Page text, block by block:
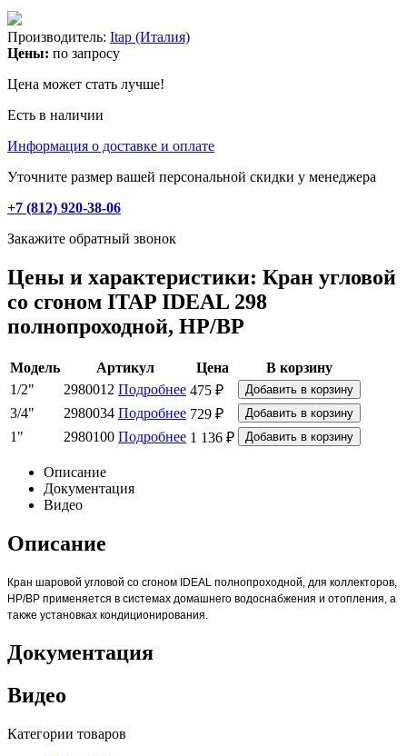
Производитель: Itap (Италия)
Цены: по запросу
Цена может стать лучше!
Есть в наличии
Информация о доставке и оплате
Уточните размер вашей персональной скидки у менеджера
+7 (812) 920-38-06
Закажите обратный звонок
Цены и характеристики: Кран угловой
со сгоном ITAP IDEAL 298
полнопроходной, НР/ВР
Модель Артикул Цена
В корзину
1/2"
2980012 Подробнее 475 ₽
3/4"
2980034 Подробнее 729 ₽
1"
2980100 Подробнее 1 136 ₽
Описание
Документация
Видео
Описание
Кран шаровой угловой со сгоном IDEAL полнопроходной, для коллекторов,
НР/ВР применяется в системах домашнего водоснабжения и отопления, а
также установках кондиционирования.
Документация
Видео
Категории товаров